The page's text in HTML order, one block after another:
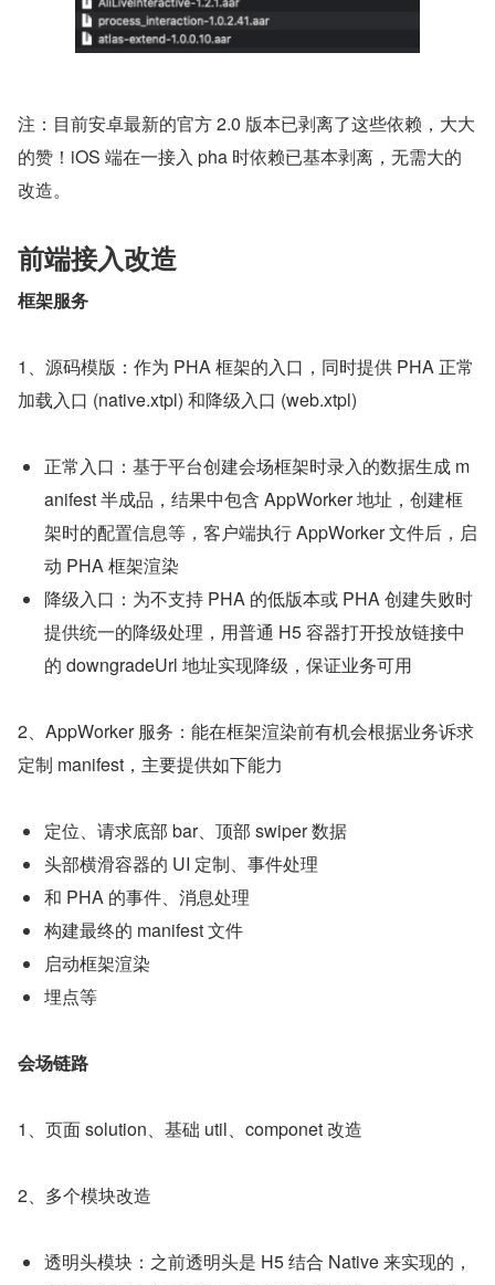
注：目前安卓最新的官方 2.0 版本已剥离了这些依赖，大大
的赞！iOS 端在一接入 pha 时依赖已基本剥离，无需大的
改造。
前端接入改造
框架服务
1、源码模版：作为 PHA 框架的入口，同时提供 PHA 正常
加载入口 (native.xtpl) 和降级入口 (web.xtpl)
正常入口：基于平台创建会场框架时录入的数据生成 m
anifest 半成品，结果中包含 AppWorker 地址，创建框
架时的配置信息等，客户端执行 AppWorker 文件后，启
动 PHA 框架渲染
降级入口：为不支持 PHA 的低版本或 PHA 创建失败时
提供统一的降级处理，用普通 H5 容器打开投放链接中
的 downgradeUrl 地址实现降级，保证业务可用
2、AppWorker 服务：能在框架渲染前有机会根据业务诉求
定制 manifest，主要提供如下能力
定位、请求底部 bar、顶部 swiper 数据
头部横滑容器的 UI 定制、事件处理
和 PHA 的事件、消息处理
构建最终的 manifest 文件
启动框架渲染
埋点等
会场链路
1、页面 solution、基础 util、componet 改造
2、多个模块改造
透明头模块：之前透明头是 H5 结合 Native 来实现的，